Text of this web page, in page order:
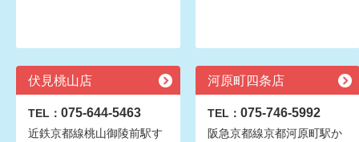
伏見桃山店
TEL： 075-644-5463
近鉄京都線桃山御陵前駅す
河原町四条店
TEL： 075-746-5992
阪急京都線京都河原町駅か